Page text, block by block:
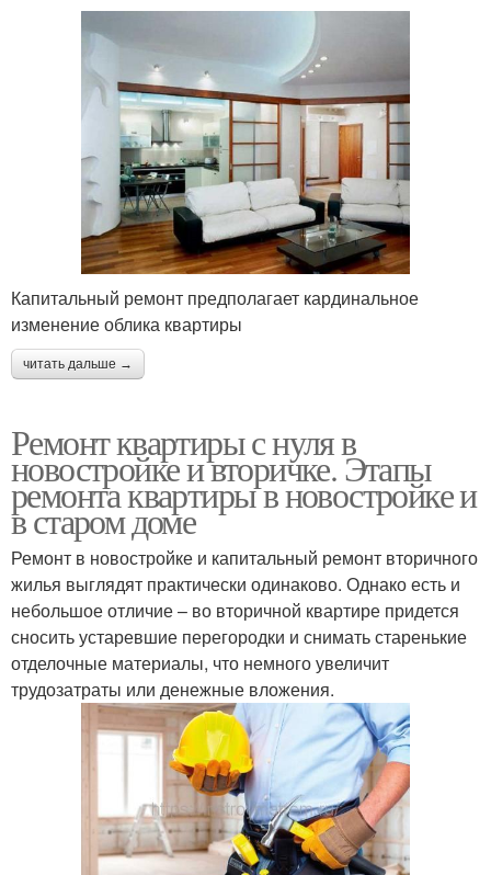
Капитальный ремонт предполагает кардинальное
изменение облика квартиры
читать дальше →
Ремонт квартиры с нуля в
новостройке и вторичке. Этапы
ремонта квартиры в новостройке и
в старом доме
Ремонт в новостройке и капитальный ремонт вторичного
жилья выглядят практически одинаково. Однако есть и
небольшое отличие – во вторичной квартире придется
сносить устаревшие перегородки и снимать старенькие
отделочные материалы, что немного увеличит
трудозатраты или денежные вложения.